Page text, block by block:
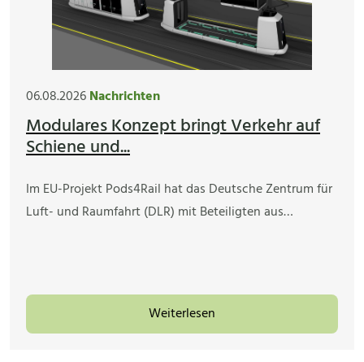
06.08.2026Nachrichten
Modulares Konzept bringt Verkehr auf
Schiene und...
Im EU-Projekt Pods4Rail hat das Deutsche Zentrum für
Luft- und Raumfahrt (DLR) mit Beteiligten aus…
Weiterlesen